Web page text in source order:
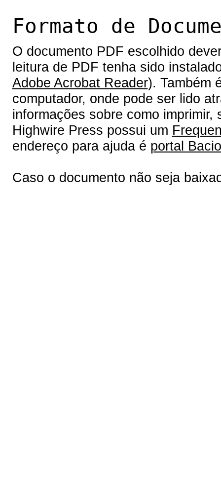
Formato de
O documento PDF escolhido
leitura de PDF tenha sido
Adobe Acrobat Reader). Também
computador, onde pode ser lido
informações sobre como
Highwire Press possui um
endereço para ajuda é portal
Caso o documento não seja